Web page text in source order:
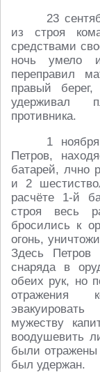
23
из строя
средствами
ночь умело
переправил
правый
удерживал
противника.
1
Петров,
батарей, лчно
и 2
расчёте 1-й
строя весь
бросились к
огонь,
Здесь Петров
снаряда в
обеих рук, но
отражения
мужеству
воодушевить
были отражены
был удержан.